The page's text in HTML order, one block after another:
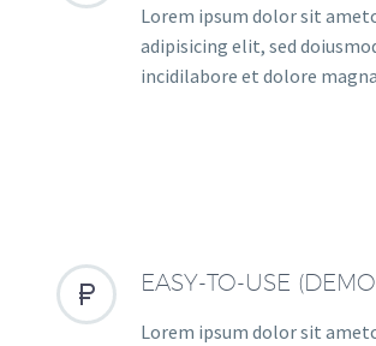
Lorem ipsum dolor sit
adipisicing elit, sed
incidilabore et dolore magna

 EASY-TO-USE
Lorem ipsum dolor sit